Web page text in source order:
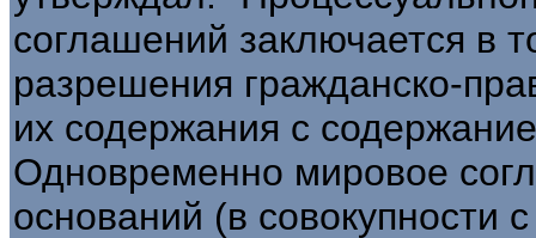
соглашений заключается в
разрешения гражданско-
их содержания с
Одновременно мировое
оснований (в совокупности